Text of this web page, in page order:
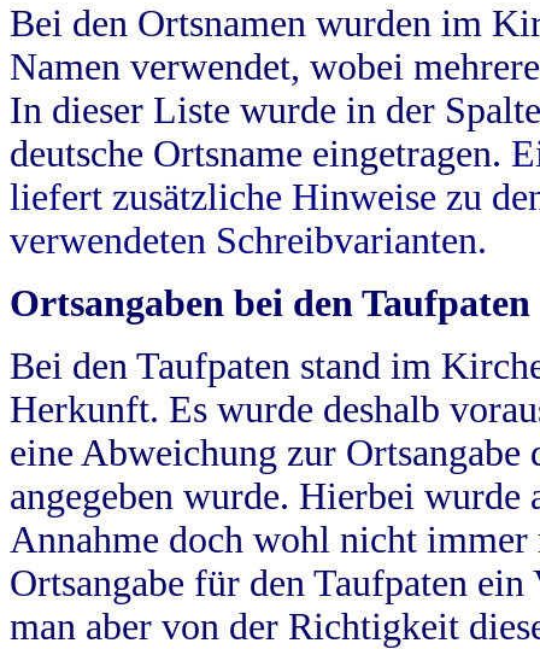
Bei den Ortsnamen wurden im
Namen verwendet, wobei
In dieser Liste wurde in der
deutsche Ortsname eingetragen.
liefert zusätzliche Hinweise zu
verwendeten Schreibvarianten.
Ortsangaben bei den Taufpaten
Bei den Taufpaten stand im
Herkunft. Es wurde deshalb
eine Abweichung zur
angegeben wurde. Hierbei wurde
Annahme doch wohl nicht
Ortsangabe für den Taufpaten
man aber von der Richtigkeit